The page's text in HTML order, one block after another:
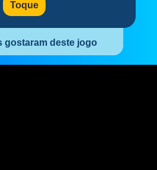
Toque
gostaram deste jogo